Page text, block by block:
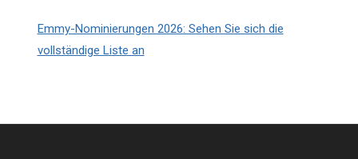
Emmy-Nominierungen 2026: Sehen Sie sich die
vollständige Liste an